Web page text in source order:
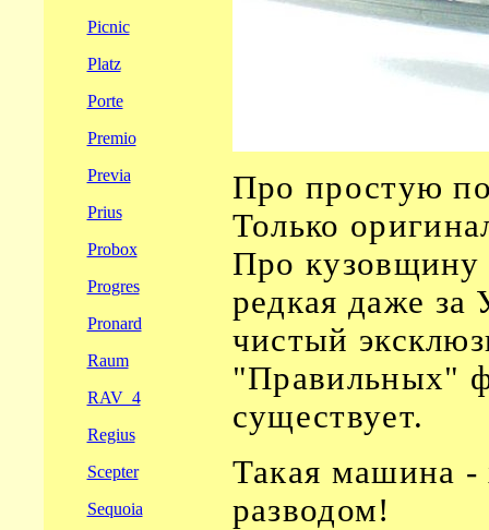
Picnic
Platz
Porte
Premio
Previa
Prius
Probox
Progres
Pronard
Raum
RAV_4
Regius
Scepter
Sequoia
Про простую
Только
Про
редкая даже за
чистый
"Правильных"
существует.
Такая машина -
разводом!